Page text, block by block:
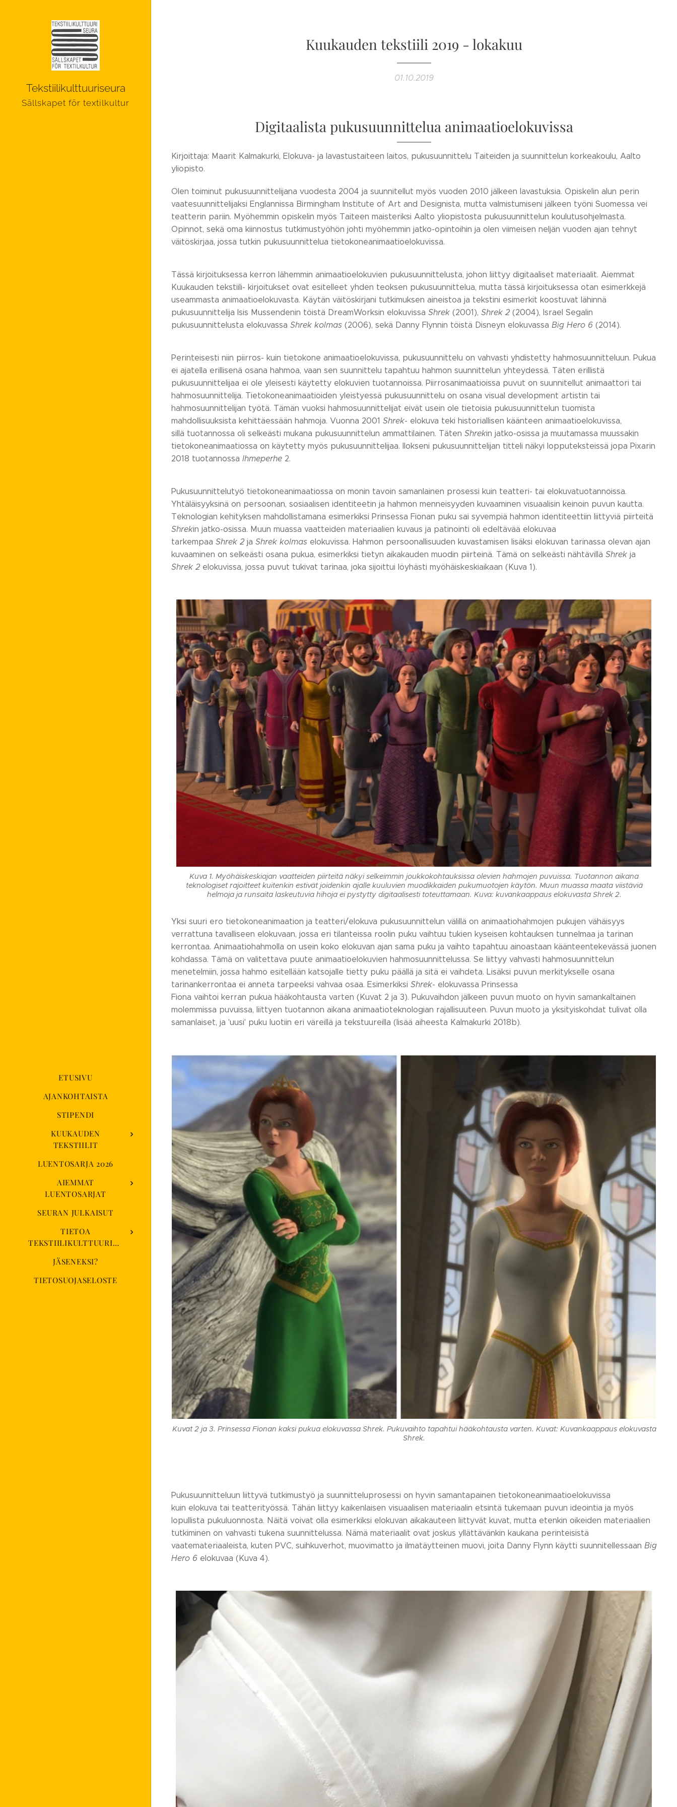
Tekstiilikulttuuriseura
Sällskapet för textilkultur
ETUSIVU
AJANKOHTAISTA
STIPENDI
KUUKAUDEN
TEKSTIILIT
LUENTOSARJA 2026
AIEMMAT
LUENTOSARJAT
SEURAN JULKAISUT
TIETOA
TEKSTIILIKULTTUURISEURASTA
JÄSENEKSI?
TIETOSUOJASELOSTE
Kuukauden tekstiili 2019 - lokakuu
01.10.2019
Digitaalista pukusuunnittelua animaatioelokuvissa
Kirjoittaja: Maarit Kalmakurki, Elokuva- ja lavastustaiteen laitos, pukusuunnittelu Taiteiden ja suunnittelun korkeakoulu, Aalto
yliopisto.
Olen toiminut pukusuunnittelijana vuodesta 2004 ja suunnitellut myös vuoden 2010 jälkeen lavastuksia. Opiskelin alun perin
vaatesuunnittelijaksi Englannissa Birmingham Institute of Art and Designista, mutta valmistumiseni jälkeen työni Suomessa vei
teatterin pariin. Myöhemmin opiskelin myös Taiteen maisteriksi Aalto yliopistosta pukusuunnittelun koulutusohjelmasta.
Opinnot, sekä oma kiinnostus tutkimustyöhön johti myöhemmin jatko-opintoihin ja olen viimeisen neljän vuoden ajan tehnyt
väitöskirjaa, jossa tutkin pukusuunnittelua tietokoneanimaatioelokuvissa.
Tässä kirjoituksessa kerron lähemmin animaatioelokuvien pukusuunnittelusta, johon liittyy digitaaliset materiaalit. Aiemmat
Kuukauden tekstiili- kirjoitukset ovat esitelleet yhden teoksen pukusuunnittelua, mutta tässä kirjoituksessa otan esimerkkejä
useammasta animaatioelokuvasta. Käytän väitöskirjani tutkimuksen aineistoa ja tekstini esimerkit koostuvat lähinnä
pukusuunnittelija Isis Mussendenin töistä DreamWorksin elokuvissa Shrek (2001), Shrek 2 (2004), Israel Segalin
pukusuunnittelusta elokuvassa Shrek kolmas (2006), sekä Danny Flynnin töistä Disneyn elokuvassa Big Hero 6 (2014).
Perinteisesti niin piirros- kuin tietokone animaatioelokuvissa, pukusuunnittelu on vahvasti yhdistetty hahmosuunnitteluun. Pukua
ei ajatella erillisenä osana hahmoa, vaan sen suunnittelu tapahtuu hahmon suunnittelun yhteydessä. Täten erillistä
pukusuunnittelijaa ei ole yleisesti käytetty elokuvien tuotannoissa. Piirrosanimaatioissa puvut on suunnitellut animaattori tai
hahmosuunnittelija. Tietokoneanimaatioiden yleistyessä pukusuunnittelu on osana visual development artistin tai
hahmosuunnittelijan työtä. Tämän vuoksi hahmosuunnittelijat eivät usein ole tietoisia pukusuunnittelun tuomista
mahdollisuuksista kehittäessään hahmoja. Vuonna 2001 Shrek- elokuva teki historiallisen käänteen animaatioelokuvissa,
sillä tuotannossa oli selkeästi mukana pukusuunnittelun ammattilainen. Täten Shrekin jatko-osissa ja muutamassa muussakin
tietokoneanimaatiossa on käytetty myös pukusuunnittelijaa. Ilokseni pukusuunnittelijan titteli näkyi lopputeksteissä jopa Pixarin
2018 tuotannossa Ihmeperhe 2.
Pukusuunnittelutyö tietokoneanimaatiossa on monin tavoin samanlainen prosessi kuin teatteri- tai elokuvatuotannoissa.
Yhtäläisyyksinä on persoonan, sosiaalisen identiteetin ja hahmon menneisyyden kuvaaminen visuaalisin keinoin puvun kautta.
Teknologian kehityksen mahdollistamana esimerkiksi Prinsessa Fionan puku sai syvempiä hahmon identiteettiin liittyviä piirteitä
Shrekin jatko-osissa. Muun muassa vaatteiden materiaalien kuvaus ja patinointi oli edeltävää elokuvaa
tarkempaa Shrek 2 ja Shrek kolmas elokuvissa. Hahmon persoonallisuuden kuvastamisen lisäksi elokuvan tarinassa olevan ajan
kuvaaminen on selkeästi osana pukua, esimerkiksi tietyn aikakauden muodin piirteinä. Tämä on selkeästi nähtävillä Shrek ja
Shrek 2 elokuvissa, jossa puvut tukivat tarinaa, joka sijoittui löyhästi myöhäiskeskiaikaan (Kuva 1).
Kuva 1. Myöhäiskeskiajan vaatteiden piirteitä näkyi selkeimmin joukkokohtauksissa olevien hahmojen puvuissa. Tuotannon aikana
teknologiset rajoitteet kuitenkin estivät joidenkin ajalle kuuluvien muodikkaiden pukumuotojen käytön. Muun muassa maata viistäviä
helmoja ja runsaita laskeutuvia hihoja ei pystytty digitaalisesti toteuttamaan. Kuva: kuvankaappaus elokuvasta Shrek 2.
Yksi suuri ero tietokoneanimaation ja teatteri/elokuva pukusuunnittelun välillä on animaatiohahmojen pukujen vähäisyys
verrattuna tavalliseen elokuvaan, jossa eri tilanteissa roolin puku vaihtuu tukien kyseisen kohtauksen tunnelmaa ja tarinan
kerrontaa. Animaatiohahmolla on usein koko elokuvan ajan sama puku ja vaihto tapahtuu ainoastaan käänteentekevässä juonen
kohdassa. Tämä on valitettava puute animaatioelokuvien hahmosuunnittelussa. Se liittyy vahvasti hahmosuunnittelun
menetelmiin, jossa hahmo esitellään katsojalle tietty puku päällä ja sitä ei vaihdeta. Lisäksi puvun merkitykselle osana
tarinankerrontaa ei anneta tarpeeksi vahvaa osaa. Esimerkiksi Shrek- elokuvassa Prinsessa
Fiona vaihtoi kerran pukua hääkohtausta varten (Kuvat 2 ja 3). Pukuvaihdon jälkeen puvun muoto on hyvin samankaltainen
molemmissa puvuissa, liittyen tuotannon aikana animaatioteknologian rajallisuuteen. Puvun muoto ja yksityiskohdat tulivat olla
samanlaiset, ja 'uusi' puku luotiin eri väreillä ja tekstuureilla (lisää aiheesta Kalmakurki 2018b).
Kuvat 2 ja 3. Prinsessa Fionan kaksi pukua elokuvassa Shrek. Pukuvaihto tapahtui hääkohtausta varten. Kuvat: Kuvankaappaus elokuvasta
Shrek.
Pukusuunnitteluun liittyvä tutkimustyö ja suunnitteluprosessi on hyvin samantapainen tietokoneanimaatioelokuvissa
kuin elokuva tai teatterityössä. Tähän liittyy kaikenlaisen visuaalisen materiaalin etsintä tukemaan puvun ideointia ja myös
lopullista pukuluonnosta. Näitä voivat olla esimerkiksi elokuvan aikakauteen liittyvät kuvat, mutta etenkin oikeiden materiaalien
tutkiminen on vahvasti tukena suunnittelussa. Nämä materiaalit ovat joskus yllättävänkin kaukana perinteisistä
vaatemateriaaleista, kuten PVC, suihkuverhot, muovimatto ja ilmatäytteinen muovi, joita Danny Flynn käytti suunnitellessaan Big
Hero 6 elokuvaa (Kuva 4).